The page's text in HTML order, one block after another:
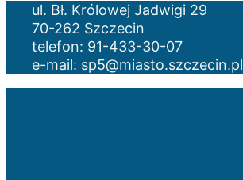
ul. Bł. Królowej Jadwigi 29
70-262 Szczecin
telefon: 91-433-30-07
e-mail: sp5@miasto.szczecin.pl